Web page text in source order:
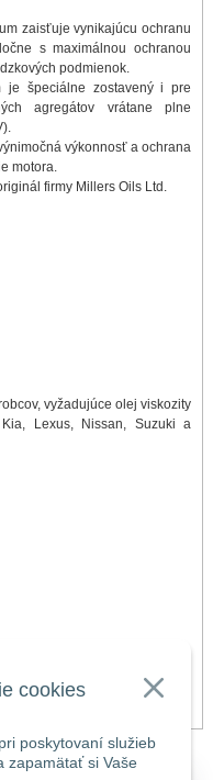
cookies
poskytovaní služieb
zapamätať si Vaše
zaisťuje vynikajúcu ochranu
s maximálnou ochranou
podmienok.
je špeciálne zostavený i pre
agregátov vrátane plne
výkonnosť a ochrana
motora.
firmy Millers Oils Ltd.
vyžadujúce olej viskozity
Lexus, Nissan, Suzuki a